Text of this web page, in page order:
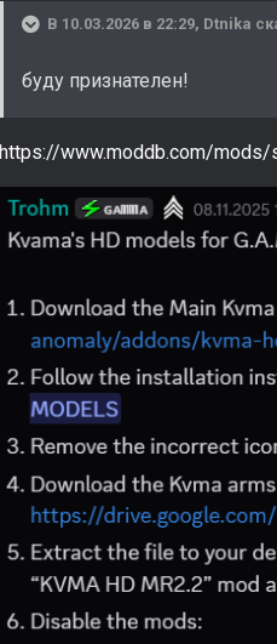
В 10.03.2026 в 22:29, Dtnika
буду признателен!
https://www.moddb.com/